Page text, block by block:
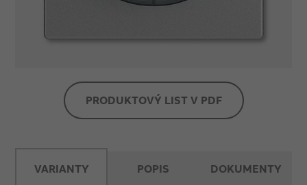
PRODUKTOVÝ LIST V PDF
VARIANTY POPIS DOKUMENTY